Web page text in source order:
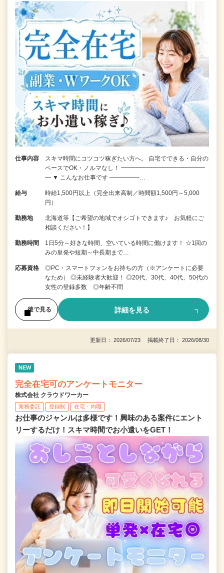
仕事内容
スキマ時間にコツコツ稼ぎたい方へ。 自宅でできる・自分の
ペースでOK・ノルマなし！ ━━━━━━━━━━━━━━
━ ▼ こんなお仕事です ━━━━━…
給与
時給1,500円以上（完全出来高制／時間額1,500円～5,000
円）
勤務地
北海道等【ご希望の地域でオシゴトできます♪ お気軽にご
相談ください！】
勤務時間
1日5分～好きな時間、空いている時間に働けます！ ☆1回の
みの単発や短期～中長期まで…
応募資格
◎PC・スマートフォンをお持ちの方（※アンケートに必要
なため） ◎未経験者大歓迎！ ◎20代、30代、40代、50代の
女性の登録多数 ◎年齢不問
後で見る 詳細を見る
更新日： 2026/07/23 掲載終了日： 2026/08/30
NEW
完全在宅可のアンケートモニター
株式会社 クラウドワーカー
業務委託 登録制 在宅・内職
お仕事のジャンルは多様です！興味のある案件にエント
リーするだけ！スキマ時間でお小遣いをGET！